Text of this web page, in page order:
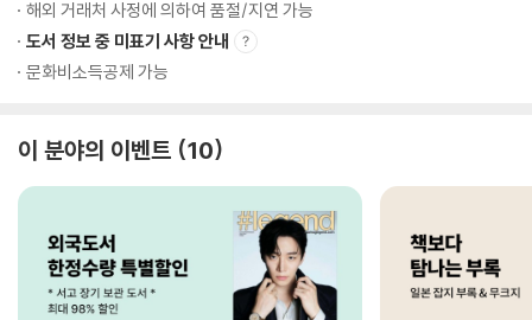
해외 거래처 사정에 의하여 품절/지연 가능
도서 정보 중 미표기 사항 안내
문화비소득공제 가능
이 분야의 이벤트 10